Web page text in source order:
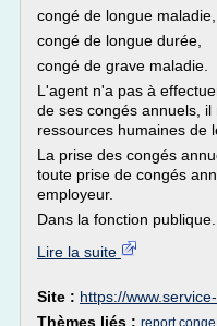
congé de longue maladie,
congé de longue durée,
congé de grave maladie.
L'agent n'a pas à
de ses congés annuels,
ressources humaines de
La prise des congés
toute prise de congés
employeur.
Dans la fonction publique...
Lire la suite
Site : https://
Thèmes liés : report